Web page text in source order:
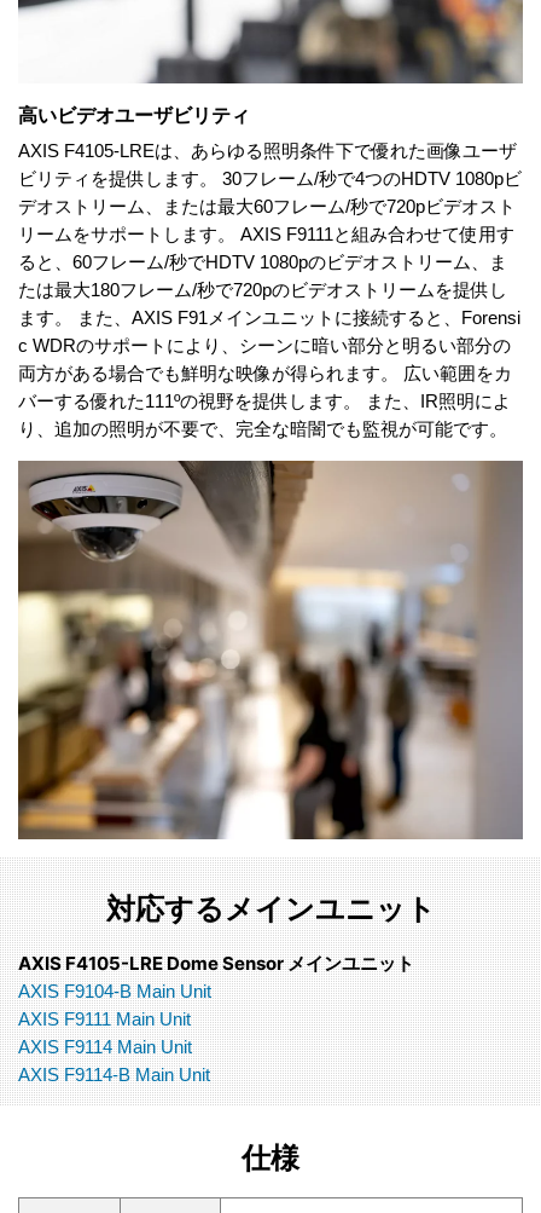
高いビデオユーザビリティ
AXIS F4105-LREは、あらゆる照明条件下で優れた画像ユーザ
ビリティを提供します。 30フレーム/秒で4つのHDTV 1080pビ
デオストリーム、または最大60フレーム/秒で720pビデオスト
リームをサポートします。 AXIS F9111と組み合わせて使用す
ると、60フレーム/秒でHDTV 1080pのビデオストリーム、ま
たは最大180フレーム/秒で720pのビデオストリームを提供し
ます。 また、AXIS F91メインユニットに接続すると、Forensi
c WDRのサポートにより、シーンに暗い部分と明るい部分の
両方がある場合でも鮮明な映像が得られます。 広い範囲をカ
バーする優れた111ºの視野を提供します。 また、IR照明によ
り、追加の照明が不要で、完全な暗闇でも監視が可能です。
対応するメインユニット
AXIS F4105-LRE Dome Sensor メインユニット
AXIS F9104-B Main Unit
AXIS F9111 Main Unit
AXIS F9114 Main Unit
AXIS F9114-B Main Unit
仕様